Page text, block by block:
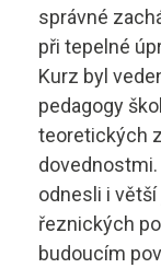
správné
při tepelné
Kurz byl
pedagogy
teoretických
odnesli i
řeznických
budoucím